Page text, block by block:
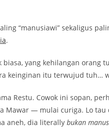
“manusiawi” sekaligus
.
biasa, yang kehilangan orang
keinginan itu terwujud tuh…
Restu. Cowok ini sopan,
Mawar — mulai curiga. Lo tau
aneh, dia literally bukan